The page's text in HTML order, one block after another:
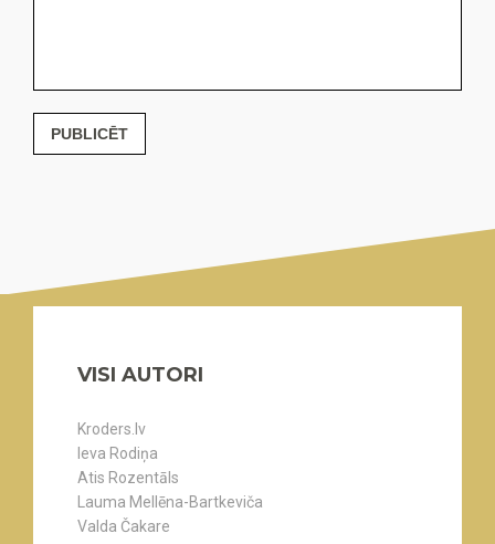
PUBLICĒT
VISI AUTORI
Kroders.lv
Ieva Rodiņa
Atis Rozentāls
Lauma Mellēna-Bartkeviča
Valda Čakare